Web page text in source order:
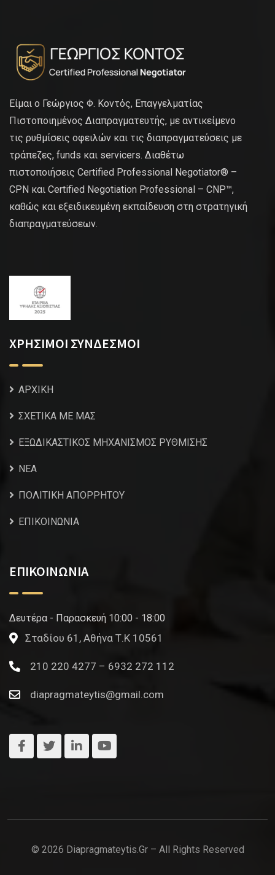
Είμαι ο Γεώργιος Φ. Κοντός, Επαγγελματίας
Πιστοποιημένος Διαπραγματευτής, με αντικείμενο
τις ρυθμίσεις οφειλών και τις διαπραγματεύσεις με
τράπεζες, funds και servicers. Διαθέτω
πιστοποιήσεις Certified Professional Negotiator® –
CPN και Certified Negotiation Professional – CNP™,
καθώς και εξειδικευμένη εκπαίδευση στη στρατηγική
διαπραγματεύσεων.
ΧΡΗΣΙΜΟΙ ΣΥΝΔΕΣΜΟΙ
ΑΡΧΙΚΗ
ΣΧΕΤΙΚΑ ΜΕ ΜΑΣ
ΕΞΩΔΙΚΑΣΤΙΚΟΣ ΜΗΧΑΝΙΣΜΟΣ ΡΥΘΜΙΣΗΣ
NEA
ΠΟΛΙΤΙΚΗ ΑΠΟΡΡΗΤΟΥ
ΕΠΙΚΟΙΝΩΝΙΑ
ΕΠΙΚΟΙΝΩΝΙΑ
Δευτέρα - Παρασκευή 10:00 - 18:00
Σταδίου 61, Αθήνα Τ.Κ 10561
210 220 4277 – 6932 272 112
diapragmateytis@gmail.com
© 2026 Diapragmateytis.gr – All Rights Reserved